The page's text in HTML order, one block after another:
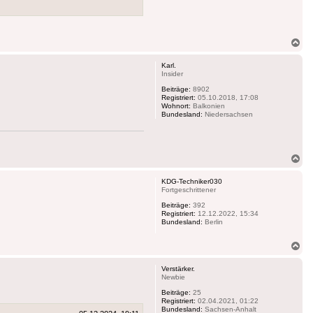
Karl.
Insider
Beiträge: 8902
Registriert: 05.10.2018, 17:08
Wohnort: Balkonien
Bundesland: Niedersachsen
KDG-Techniker030
Fortgeschrittener
Beiträge: 392
Registriert: 12.12.2022, 15:34
Bundesland: Berlin
Verstärker.
Newbie
Beiträge: 25
Registriert: 02.04.2021, 01:22
Bundesland: Sachsen-Anhalt